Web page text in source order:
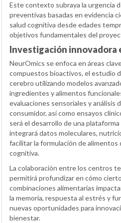
Este contexto subraya la urgencia
preventivas basadas en evidencia
salud cognitiva desde edades
objetivos fundamentales del
Investigación innovadora
NeurOmics se enfoca en áreas
compuestos bioactivos, el estudio
cerebro utilizando modelos
ingredientes y alimentos
evaluaciones sensoriales y análisis
consumidor, así como ensayos
será el desarrollo de una
integrará datos moleculares,
facilitar la formulación de alimentos
cognitiva.
La colaboración entre los centros
permitirá profundizar en cómo
combinaciones alimentarias
la memoria, respuesta al estrés y
nuevas oportunidades para
bienestar.